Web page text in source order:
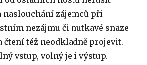
naslouchání zájemců při
nezájmu či nutkavé snaze
čtení též neodkladně projevit.
vstup, volný je i výstup.